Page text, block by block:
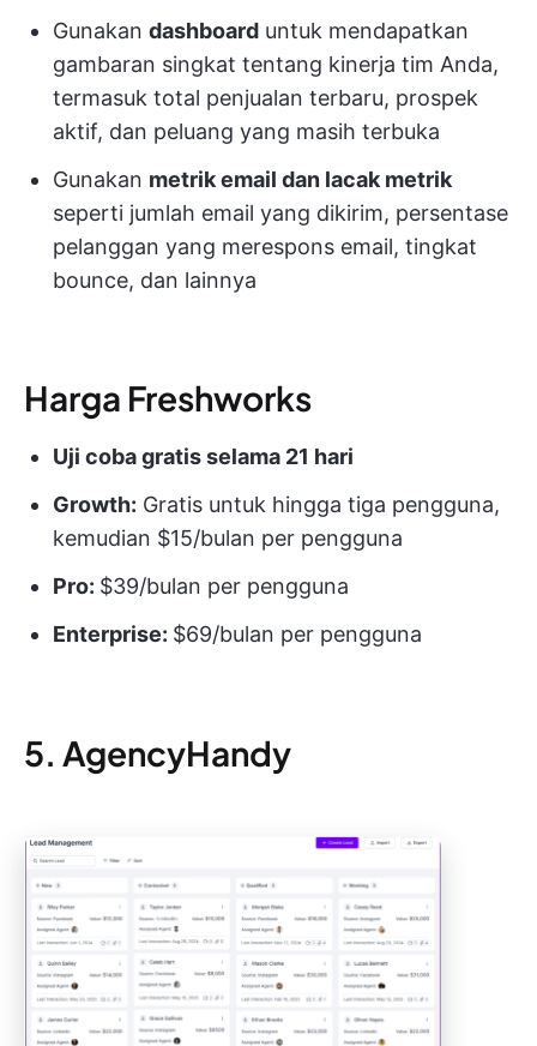
Gunakan dashboard untuk mendapatkan
gambaran singkat tentang kinerja tim Anda,
termasuk total penjualan terbaru, prospek
aktif, dan peluang yang masih terbuka
Gunakan metrik email dan lacak metrik
seperti jumlah email yang dikirim, persentase
pelanggan yang merespons email, tingkat
bounce, dan lainnya
Harga Freshworks
Uji coba gratis selama 21 hari
Growth: Gratis untuk hingga tiga pengguna,
kemudian $15/bulan per pengguna
Pro: $39/bulan per pengguna
Enterprise: $69/bulan per pengguna
5. AgencyHandy